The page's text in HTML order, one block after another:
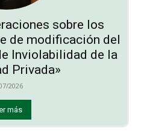
sobre los
de modificación del
Inviolabilidad de la
Privada»
2026
más